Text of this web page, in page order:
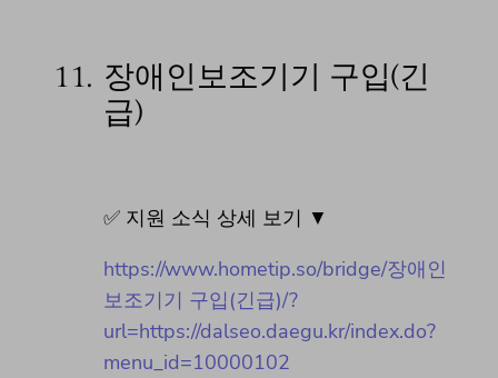
11. 장애인보조기기 구입(긴
급)
✅ 지원 소식 상세 보기 ▼
https://www.hometip.so/bridge/장애인
보조기기 구입(긴급)/?
url=https://dalseo.daegu.kr/index.do?
menu_id=10000102